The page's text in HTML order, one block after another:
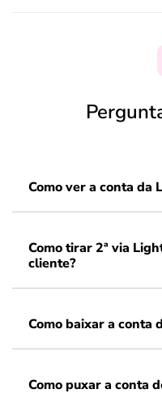
Como ver a conta da
Como tirar 2ª via
cliente?
Como baixar a conta
Como puxar a conta